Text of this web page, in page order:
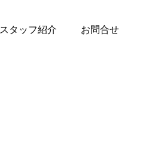
スタッフ紹介 お問合せ